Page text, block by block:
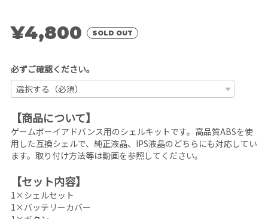
¥4,800 SOLD OUT
必ずご確認ください。
【商品について】
ゲームボーイアドバンス用のシェルキットです。高品質ABSを使
用した互換シェルで、純正液晶、IPS液晶のどちらにも対応してい
ます。取り付け方法等は動画を参照してください。
【セット内容】
1×シェルセット
1×バッテリーカバー